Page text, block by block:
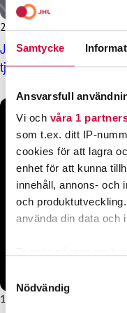
Samtycke
Ansvarsfull
Vi och våra 1
som t.ex. ditt IP-
cookies för att lagra
enhet för att kunna
innehåll, annons- och
och
använda din data och
Du kan ändra eller
Nödvändig
20.3.2025
JHL:s utredning: Över en
tjänster har försämrats
11.9.2024 Nyheter